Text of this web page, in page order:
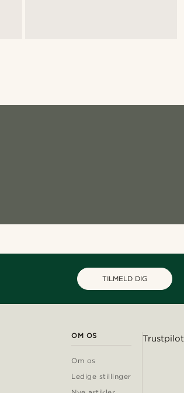
TILMELD DIG
OM OS
Om os
Ledige stillinger
Trustpilot